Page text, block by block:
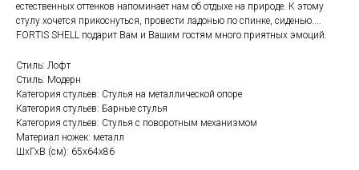
естественных оттенков напоминает нам об отдыхе на природе. К этому
стулу хочется прикоснуться, провести ладонью по спинке, сиденью....
FORTIS SHELL подарит Вам и Вашим гостям много приятных эмоций.
Стиль: Лофт
Стиль: Модерн
Категория стульев: Стулья на металлической опоре
Категория стульев: Барные стулья
Категория стульев: Стулья с поворотным механизмом
Материал ножек: металл
ШхГхВ (см): 65х64х86